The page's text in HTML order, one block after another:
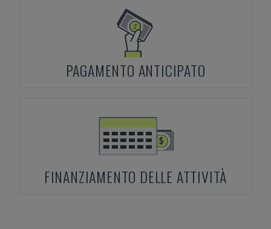
PAGAMENTO ANTICIPATO
FINANZIAMENTO DELLE ATTIVITÀ